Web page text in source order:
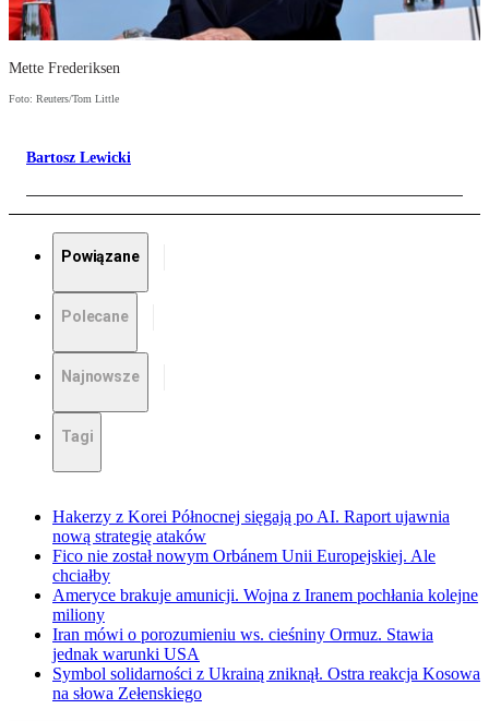
Mette Frederiksen
Foto: Reuters/Tom Little
Bartosz Lewicki
Powiązane
Polecane
Najnowsze
Tagi
Hakerzy z Korei Północnej sięgają po AI. Raport ujawnia
nową strategię ataków
Fico nie został nowym Orbánem Unii Europejskiej. Ale
chciałby
Ameryce brakuje amunicji. Wojna z Iranem pochłania kolejne
miliony
Iran mówi o porozumieniu ws. cieśniny Ormuz. Stawia
jednak warunki USA
Symbol solidarności z Ukrainą zniknął. Ostra reakcja Kosowa
na słowa Zełenskiego